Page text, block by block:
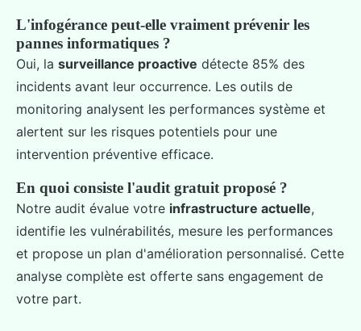
L'infogérance peut-elle vraiment prévenir les
pannes informatiques ?
Oui, la surveillance proactive détecte 85% des
incidents avant leur occurrence. Les outils de
monitoring analysent les performances système et
alertent sur les risques potentiels pour une
intervention préventive efficace.
En quoi consiste l'audit gratuit proposé ?
Notre audit évalue votre infrastructure actuelle,
identifie les vulnérabilités, mesure les performances
et propose un plan d'amélioration personnalisé. Cette
analyse complète est offerte sans engagement de
votre part.